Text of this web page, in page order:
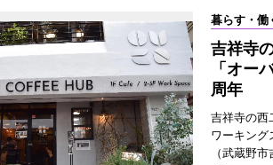
暮らす・働
吉祥寺
「オー
周年
吉祥寺の西
ワーキング
（武蔵野